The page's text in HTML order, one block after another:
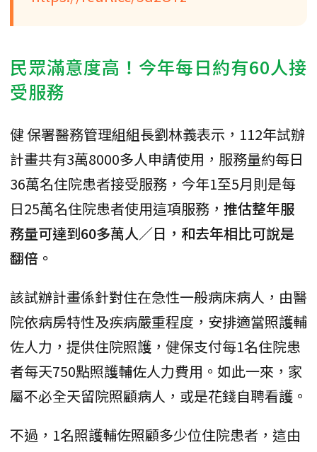
民眾滿意度高！今年每日約有60人接
受服務
健 保署醫務管理組組長劉林義表示，112年試辦
計畫共有3萬8000多人申請使用，服務量約每日
36萬名住院患者接受服務，今年1至5月則是每
日25萬名住院患者使用這項服務， 推估整年服
務量可達到60多萬人／日，和去年相比可說是
翻倍。
該試辦計畫係針對住在急性一般病床病人，由醫
院依病房特性及疾病嚴重程度，安排適當照護輔
佐人力，提供住院照護，健保支付每1名住院患
者每天750點照護輔佐人力費用。如此一來，家
屬不必全天留院照顧病人，或是花錢自聘看護。
不過，1名照護輔佐照顧多少位住院患者，這由